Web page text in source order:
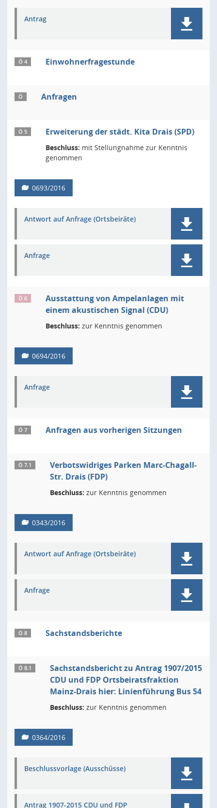
Antrag
Ö 4 Einwohnerfragestunde
Ö Anfragen
Ö 5 Erweiterung der städt. Kita Drais (SPD)
Beschluss: mit Stellungnahme zur Kenntnis
genommen
0693/2016
Antwort auf Anfrage (Ortsbeiräte)
Anfrage
Ö 6
Ausstattung von Ampelanlagen mit
einem akustischen Signal (CDU)
Beschluss: zur Kenntnis genommen
0694/2016
Anfrage
Ö 7 Anfragen aus vorherigen Sitzungen
Ö 7.1
Verbotswidriges Parken Marc-Chagall-
Str. Drais (FDP)
Beschluss: zur Kenntnis genommen
0343/2016
Antwort auf Anfrage (Ortsbeiräte)
Anfrage
Ö 8 Sachstandsberichte
Ö 8.1
Sachstandsbericht zu Antrag 1907/2015
CDU und FDP Ortsbeiratsfraktion
Mainz-Drais hier: Linienführung Bus 54
Beschluss: zur Kenntnis genommen
0364/2016
Beschlussvorlage (Ausschüsse)
Antrag 1907-2015 CDU und FDP